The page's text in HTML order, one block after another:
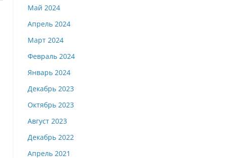
Май 2024
Апрель 2024
Март 2024
Февраль 2024
Январь 2024
Декабрь 2023
Октябрь 2023
Август 2023
Декабрь 2022
Апрель 2021